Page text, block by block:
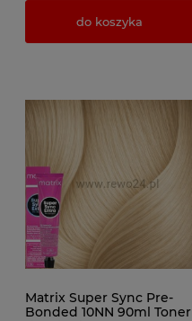
do koszyka
Matrix Super Sync Pre-
Bonded 10NN 90ml Toner